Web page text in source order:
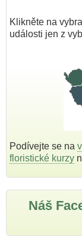
Klikněte na
události jen z
Podívejte se na
floristické kurzy
Náš